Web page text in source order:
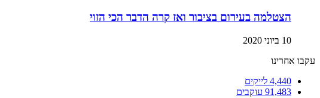
הצטלמה בעירום בציבור ואז קרה הדבר הכי הזוי
10 ביוני 2020
עקבו אחרינו
4,440 לייקים
91,483 עוקבים